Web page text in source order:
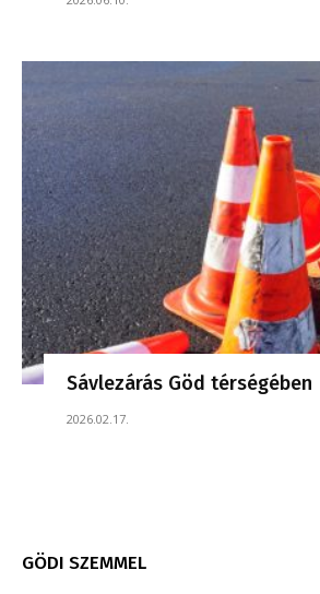
Sávlezárás Göd térségében
2026.02.17.
GÖDI SZEMMEL